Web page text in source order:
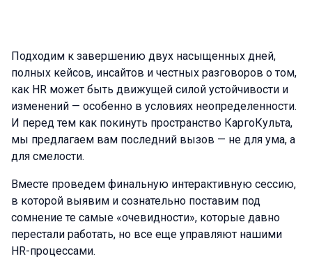
Подходим к завершению двух насыщенных дней,
полных кейсов, инсайтов и честных разговоров о том,
как HR может быть движущей силой устойчивости и
изменений — особенно в условиях неопределенности.
И перед тем как покинуть пространство КаргоКульта,
мы предлагаем вам последний вызов — не для ума, а
для смелости.
Вместе проведем финальную интерактивную сессию,
в которой выявим и сознательно поставим под
сомнение те самые «очевидности», которые давно
перестали работать, но все еще управляют нашими
HR-процессами.